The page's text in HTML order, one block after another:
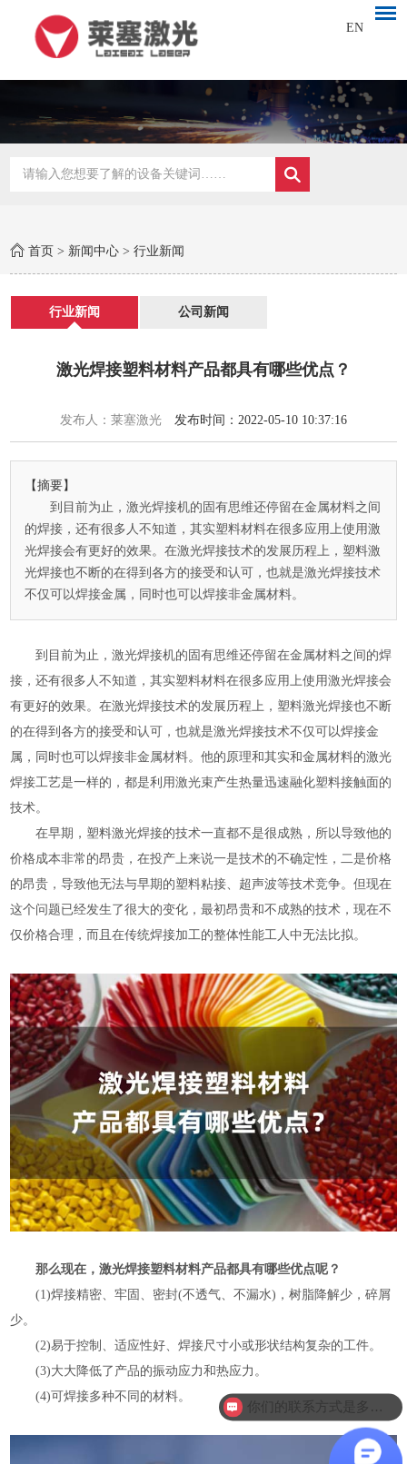
EN
首页 > 新闻中心 >行业新闻
行业新闻 公司新闻
激光焊接塑料材料产品都具有哪些优点？
发布人：莱塞激光 发布时间：2022-05-10 10:37:16
【摘要】
到目前为止，激光焊接机的固有思维还停留在金属材料之间
的焊接，还有很多人不知道，其实塑料材料在很多应用上使用激
光焊接会有更好的效果。在激光焊接技术的发展历程上，塑料激
光焊接也不断的在得到各方的接受和认可，也就是激光焊接技术
不仅可以焊接金属，同时也可以焊接非金属材料。
到目前为止，激光焊接机的固有思维还停留在金属材料之间的焊
接，还有很多人不知道，其实塑料材料在很多应用上使用激光焊接会
有更好的效果。在激光焊接技术的发展历程上，塑料激光焊接也不断
的在得到各方的接受和认可，也就是激光焊接技术不仅可以焊接金
属，同时也可以焊接非金属材料。他的原理和其实和金属材料的激光
焊接工艺是一样的，都是利用激光束产生热量迅速融化塑料接触面的
技术。
在早期， 塑料激光焊接的技术一直都不是很成熟，所以导致他的
价格成本非常的昂贵，在投产上来说一是技术的不确定性，二是价格
的昂贵，导致他无法与早期的塑料粘接、超声波等技术竞争。但现在
这个问题已经发生了很大的变化，最初昂贵和不成熟的技术，现在不
仅价格合理，而且在传统焊接加工的整体性能工人中无法比拟。
那么现在，激光焊接塑料材料产品都具有哪些优点呢？
(1)焊接精密、牢固、密封(不透气、不漏水)，树脂降解少，碎屑
少。
(2)易于控制、适应性好、焊接尺寸小或形状结构复杂的工件。
(3)大大降低了产品的振动应力和热应力。
(4)可焊接多种不同的材料。
你们的联系方式是多少？